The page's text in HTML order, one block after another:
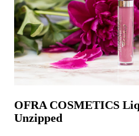
OFRA COSMETICS
Unzipped